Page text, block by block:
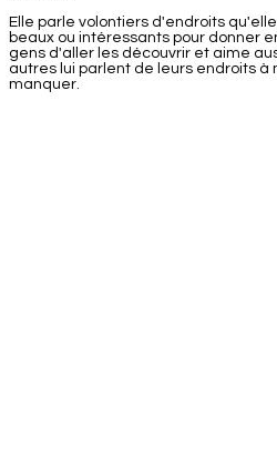
Elle parle volontiers d'endroits
beaux ou intéressants pour donner
gens d'aller les découvrir et aime
autres lui parlent de leurs endroits à
manquer.